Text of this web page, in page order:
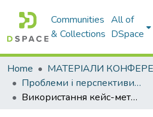
Communities
& Collections
All of
DSpace
Home
Проблеми і перспективи мовної підготовки іноземних студентів у закладах вищої освіти
Використання кейс-методу у вивченні іноземної (англійської) мови юридичного спрямування